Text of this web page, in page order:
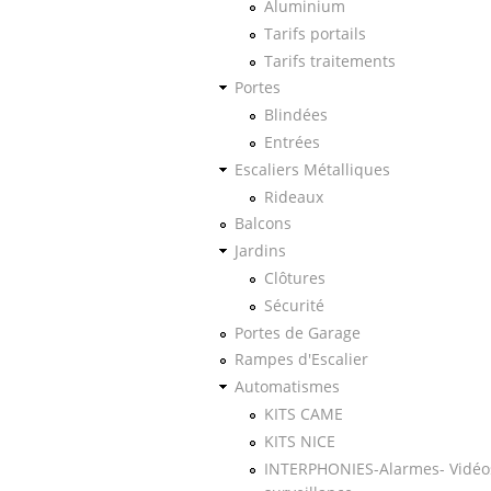
Aluminium
Tarifs portails
Tarifs traitements
Portes
Blindées
Entrées
Escaliers Métalliques
Rideaux
Balcons
Jardins
Clôtures
Sécurité
Portes de Garage
Rampes d'Escalier
Automatismes
KITS CAME
KITS NICE
INTERPHONIES-Alarmes-